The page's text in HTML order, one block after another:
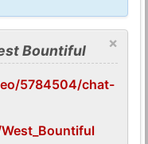
×
Bountiful
5784504/chat-